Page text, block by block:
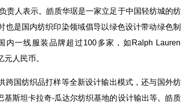
责人表示。皓质华琚是一家立足于中国轻纺城的
是国内纺织印染领域倡导以绿色设计带动绿色
一线服装品牌超过100多家，如Ralph Lauren
人民币。
国纺织品打样等全新设计输出模式，还与国外
斯坦卡拉奇-瓜达尔纺织基地的设计输出等。皓